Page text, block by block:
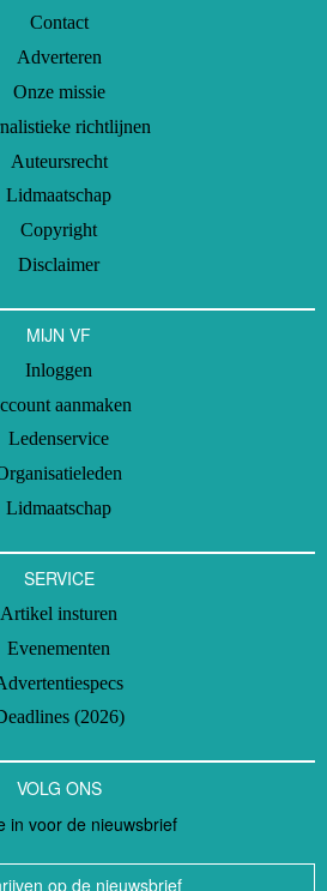
Contact
Adverteren
Onze missie
richtlijnen
Auteursrecht
Lidmaatschap
Copyright
Disclaimer
MIJN VF
Inloggen
aanmaken
Ledenservice
Lidmaatschap
SERVICE
Artikel insturen
Evenementen
(2026)
VOLG ONS
in voor de nieuwsbrief
op de nieuwsbrief